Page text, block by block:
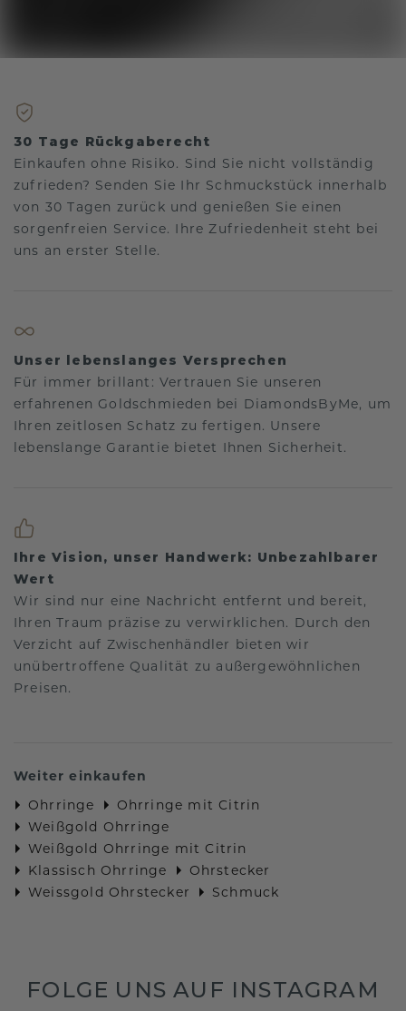
30 Tage Rückgaberecht
Einkaufen ohne Risiko. Sind Sie nicht vollständig
zufrieden? Senden Sie Ihr Schmuckstück innerhalb
von 30 Tagen zurück und genießen Sie einen
sorgenfreien Service. Ihre Zufriedenheit steht bei
uns an erster Stelle.
Unser lebenslanges Versprechen
Für immer brillant: Vertrauen Sie unseren
erfahrenen Goldschmieden bei DiamondsByMe, um
Ihren zeitlosen Schatz zu fertigen. Unsere
lebenslange Garantie bietet Ihnen Sicherheit.
Ihre Vision, unser Handwerk: Unbezahlbarer
Wert
Wir sind nur eine Nachricht entfernt und bereit,
Ihren Traum präzise zu verwirklichen. Durch den
Verzicht auf Zwischenhändler bieten wir
unübertroffene Qualität zu außergewöhnlichen
Preisen.
Weiter einkaufen
Ohrringe
Ohrringe mit Citrin
Weißgold Ohrringe
Weißgold Ohrringe mit Citrin
Klassisch Ohrringe
Ohrstecker
Weissgold Ohrstecker
Schmuck
FOLGE UNS AUF INSTAGRAM